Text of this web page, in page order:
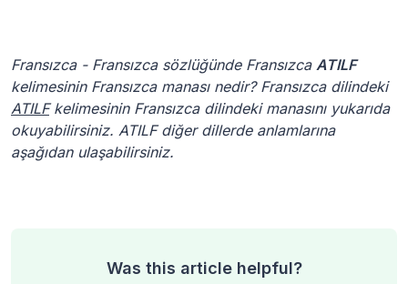
Fransızca - Fransızca sözlüğünde Fransızca ATILF
kelimesinin Fransızca manası nedir? Fransızca dilindeki
ATILFkelimesinin Fransızca dilindeki manasını yukarıda
okuyabilirsiniz. ATILF diğer dillerde anlamlarına
aşağıdan ulaşabilirsiniz.
Was this article helpful?